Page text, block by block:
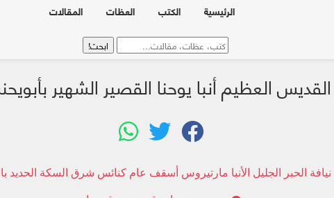
الرئيسية الكتب العظات المقالات
القديس العظيم أنبا يوحنا القصير الشهير
نيافة الحبر الجليل الأنبا مارتيروس أسقف عام كنائس شرق السكة الحديد